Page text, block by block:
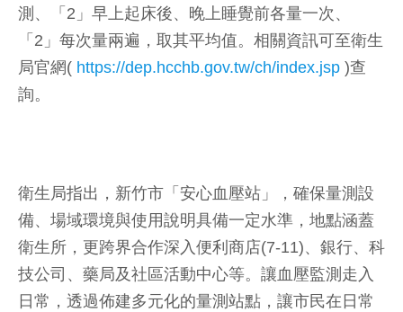
測、「2」早上起床後、晚上睡覺前各量一次、
「2」每次量兩遍，取其平均值。相關資訊可至衛生
局官網( https://dep.hcchb.gov.tw/ch/index.jsp )查
詢。
衛生局指出，新竹市「安心血壓站」，確保量測設
備、場域環境與使用說明具備一定水準，地點涵蓋
衛生所，更跨界合作深入便利商店(7-11)、銀行、科
技公司、藥局及社區活動中心等。讓血壓監測走入
日常，透過佈建多元化的量測站點，讓市民在日常